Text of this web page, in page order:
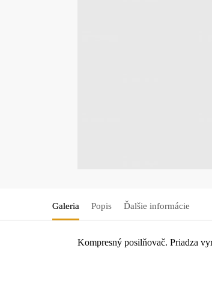
Galeria Popis Ďalšie informácie
Kompresný posilňovač. Priadza